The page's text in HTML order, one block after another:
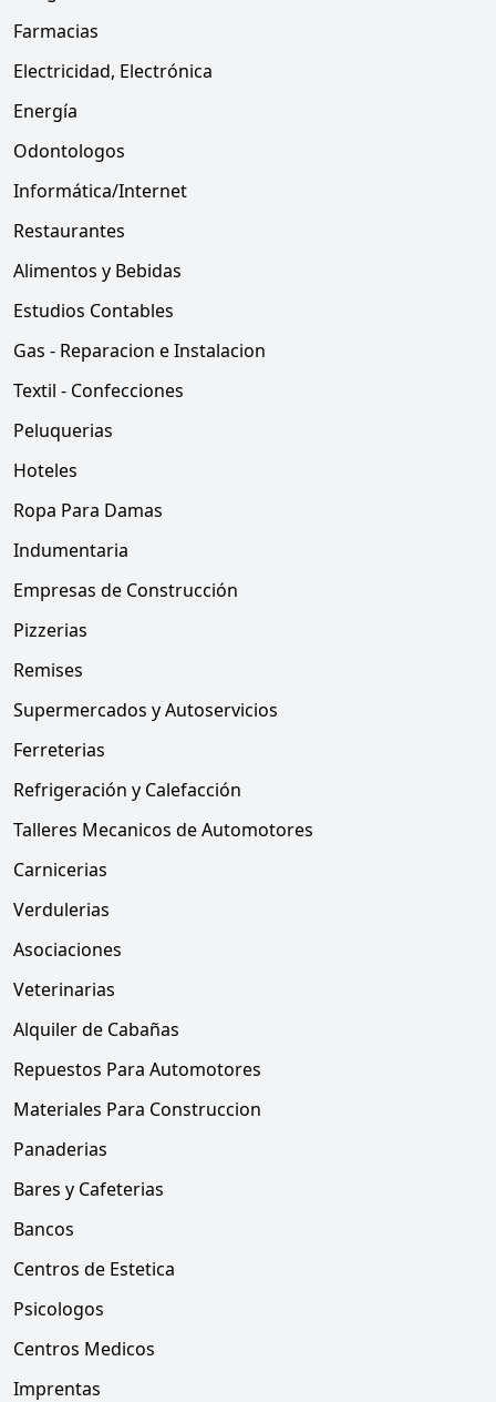
Farmacias
Electricidad, Electrónica
Energía
Odontologos
Informática/Internet
Restaurantes
Alimentos y Bebidas
Estudios Contables
Gas - Reparacion e Instalacion
Textil - Confecciones
Peluquerias
Hoteles
Ropa Para Damas
Indumentaria
Empresas de Construcción
Pizzerias
Remises
Supermercados y Autoservicios
Ferreterias
Refrigeración y Calefacción
Talleres Mecanicos de Automotores
Carnicerias
Verdulerias
Asociaciones
Veterinarias
Alquiler de Cabañas
Repuestos Para Automotores
Materiales Para Construccion
Panaderias
Bares y Cafeterias
Bancos
Centros de Estetica
Psicologos
Centros Medicos
Imprentas